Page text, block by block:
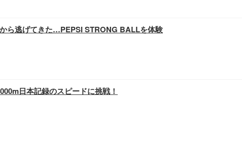
ら逃げてきた…PEPSI STRONG BALLを体験
日本記録のスピードに挑戦！